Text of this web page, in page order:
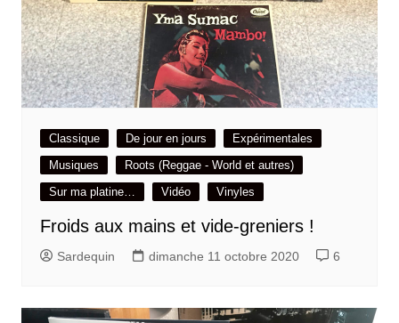
Classique De jour en jours
Expérimentales
Musiques
Roots (Reggae - World et autres)
Sur ma platine…
Vidéo Vinyles
Froids aux mains et vide-greniers !
Sardequin dimanche 11 octobre 2020 6